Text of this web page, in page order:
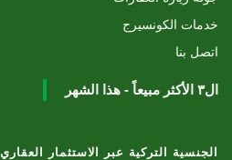
خدمات الكونسيرج
اتصل بنا
ال٣ الأكثر مبيعاً - هذا الشهر
الجنسية التركية عبر الاستثمار العقاري